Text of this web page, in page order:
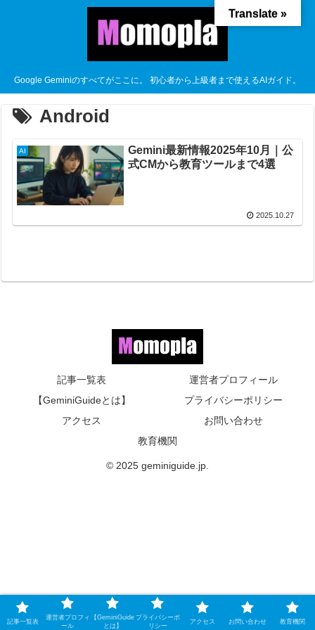
Google Geminiのすべてがここに。 初心者から上級者まで使えるAIガイド。
Android
AI
Gemini最新情報2025年10月｜公
式CMから教育ツールまで4選
2025.10.27
記事一覧表
運営者プロフィール
【GeminiGuideとは】
プライバシーポリシー
アクセス
お問い合わせ
教育機関
© 2025 geminiguide.jp.
記事一覧表
運営者プロフィ
ール
【GeminiGuide
とは】
プライバシーポ
リシー
アクセス お問い合わせ 教育機関
Translate »